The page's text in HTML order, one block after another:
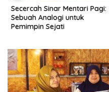
Secercah Sinar Mentari Pagi:
Sebuah Analogi untuk
Pemimpin Sejati